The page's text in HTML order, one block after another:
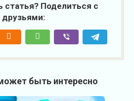
статья? Поделиться с
друзьями:
быть интересно